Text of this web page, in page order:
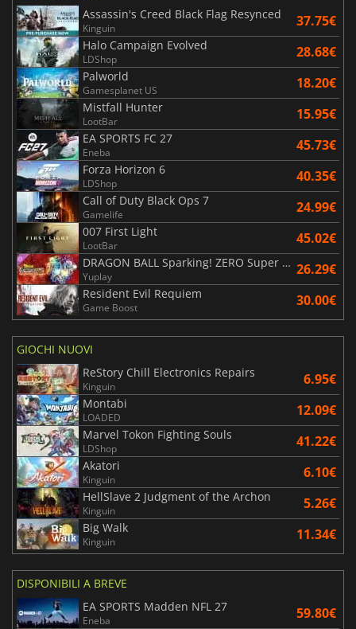
Assassin's Creed Black Flag Resynced
Kinguin 37.75€
Halo Campaign Evolved
LDShop 28.68€
Palworld
Gamesplanet US 18.20€
Mistfall Hunter
LootBar 15.95€
EA SPORTS FC 27
Eneba 45.73€
Forza Horizon 6
LDShop 40.35€
Call of Duty Black Ops 7
Gamelife 24.99€
007 First Light
LootBar 45.02€
DRAGON BALL Sparking! ZERO Super Limit Breaking NEO
Yuplay 26.29€
Resident Evil Requiem
Game Boost 30.00€
GIOCHI NUOVI
ReStory Chill Electronics Repairs
Kinguin 6.95€
Montabi
LOADED 12.09€
Marvel Tokon Fighting Souls
LDShop 41.22€
Akatori
Kinguin 6.10€
HellSlave 2 Judgment of the Archon
Kinguin 5.26€
Big Walk
Kinguin 11.34€
DISPONIBILI A BREVE
EA SPORTS Madden NFL 27
Eneba 59.80€